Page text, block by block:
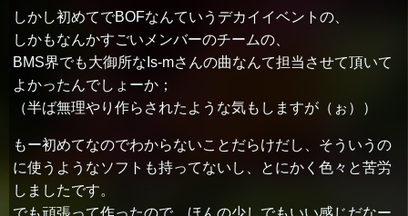
しかし初めてでBOFなんていうデカイイベントの、
しかもなんかすごいメンバーのチームの、
BMS界でも大御所なIs-mさんの曲なんて担当させて頂いて
よかったんでしょーか；
（半ば無理やり作らされたような気もしますが（ぉ））
もー初めてなのでわからないことだらけだし、そういうの
に使うようなソフトも持ってないし、とにかく色々と苦労
しましたです。
でも頑張って作ったので、ほんの少しでもいい感じだなー